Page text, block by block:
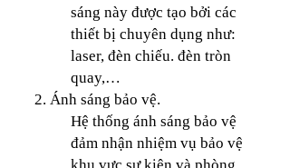
sáng này được tạo bởi các
thiết bị chuyên dụng như:
laser, đèn chiếu. đèn tròn
quay,…
2. Ánh sáng bảo vệ.
Hệ thống ánh sáng bảo vệ
đảm nhận nhiệm vụ bảo vệ